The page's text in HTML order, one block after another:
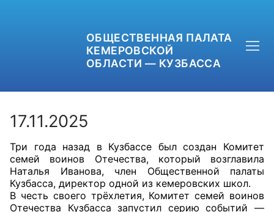
ОБЩЕСТВЕННАЯ ПАЛАТА
КЕМЕРОВСКОЙ
ОБЛАСТИ — КУЗБАССА
+7 (3842) 58-82-40
OPKO42@BK.RU
ОБРАТНАЯ СВЯЗЬ
17.11.2025
Три года назад в Кузбассе был создан Комитет
семей воинов Отечества, который возглавила
Наталья Иванова, член Общественной палаты
Кузбасса, директор одной из кемеровских школ.
В честь своего трёхлетия, Комитет семей воинов
Отечества Кузбасса запустил серию событий —